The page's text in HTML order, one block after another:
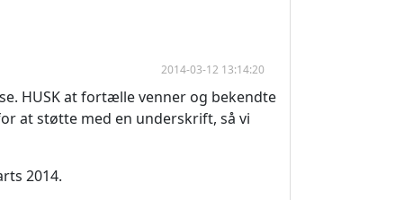
2014-03-12 13:14:20
HUSK at fortælle venner og bekendte
at støtte med en underskrift, så vi
2014.